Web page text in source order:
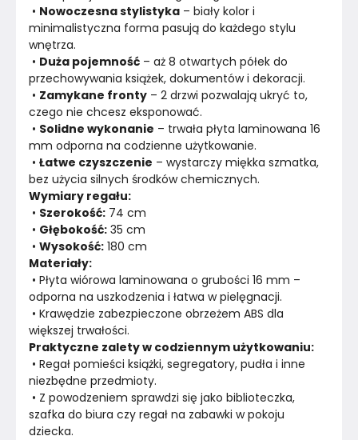
Liczba drzwi
Nogi / Stopki
Wykończenie półek Płyta wiórowa
Konstrukcja półki Płyta wiórowa
Wykończenie blatu Płyta wiórowa
Wykończenie korpusu
Liczba wnęk otwartych
Konstrukcja blatu
Konstrukcja korpusu Płyta wiórowa
Wykończenie blatu Płyta laminowana
Materiał
Kolor Biele kremy
• Nowoczesna stylistyka – biały kolor i
minimalistyczna forma pasują do każdego stylu
wnętrza.
• Duża pojemność – aż 8 otwartych półek do
przechowywania książek, dokumentów i dekoracji.
• Zamykane fronty – 2 drzwi pozwalają ukryć to,
czego nie chcesz eksponować.
• Solidne wykonanie – trwała płyta laminowana 16
mm odporna na codzienne użytkowanie.
• Łatwe czyszczenie – wystarczy miękka szmatka,
bez użycia silnych środków chemicznych.
Wymiary regału:
• Szerokość: 74 cm
• Głębokość: 35 cm
• Wysokość: 180 cm
Materiały:
odporna na uszkodzenia i łatwa w pielęgnacji.
większej trwałości.
Praktyczne zalety w codziennym użytkowaniu:
niezbędne przedmioty.
szafka do biura czy regał na zabawki w pokoju
dziecka.